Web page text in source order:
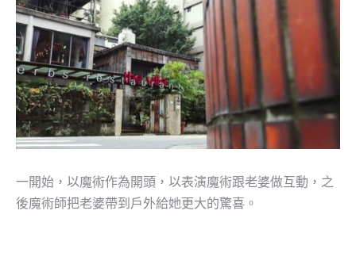
一開始，以魔術作為開頭，以表演魔術跟老婆做互動，之
後魔術師把老婆帶到戶外給她更大的驚喜。